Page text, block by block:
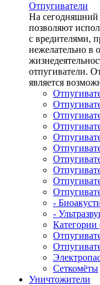
Отпугиватели
На сегодняшний
позволяют
с вредителями,
нежелательно в
отпугиватели.
является
-
-
Категории
Сеткомёты
Уничтожители